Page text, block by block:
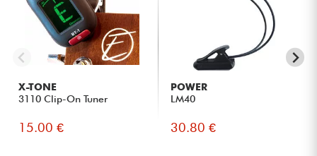
X-TONE
3110 Clip-On Tuner
15.00 €
POWER
LM40
30.80 €